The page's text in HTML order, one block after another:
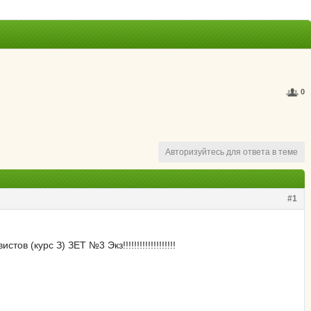
0
Авторизуйтесь для ответа в теме
#1
(курс З) ЗЕТ №3 Экз!!!!!!!!!!!!!!!!!!!